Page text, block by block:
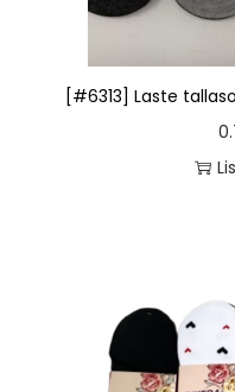
[#6313] Laste